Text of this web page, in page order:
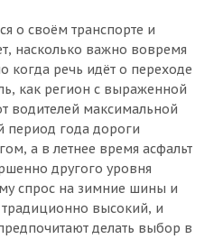
о своём транспорте и
насколько важно вовремя
когда речь идёт о переходе
как регион с выраженной
водителей максимальной
период года дороги
а в летнее время асфальт
другого уровня
спрос на зимние шины и
высокий, и
делать выбор в